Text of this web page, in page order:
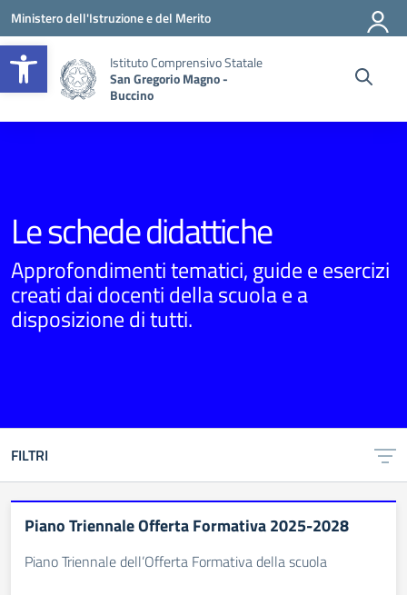
Apri la barra degli strumenti
Vai ai contenuti
Vai al menu di navigazione
Vai al footer
Ministero dell'Istruzione e del Merito
Istituto Comprensivo Statale
San Gregorio Magno -
Buccino
Le schede didattiche
Approfondimenti tematici, guide e esercizi
creati dai docenti della scuola e a
disposizione di tutti.
FILTRI
Piano Triennale Offerta Formativa 2025-2028
Piano Triennale dell’Offerta Formativa della scuola